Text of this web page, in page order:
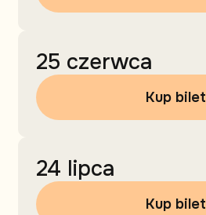
25 czerwca
Kup bilet
24 lipca
Kup bilet